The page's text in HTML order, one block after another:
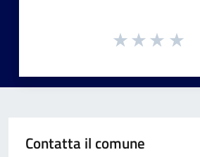
Contatta il comune